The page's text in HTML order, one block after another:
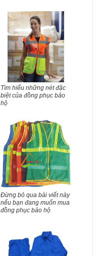
Tìm hiểu những nét đặc
biệt của đồng phục bảo
hộ
Đừng bỏ qua bài viết này
nếu bạn đang muốn mua
đồng phục bảo hộ